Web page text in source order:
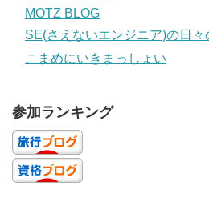
MOTZ BLOG
SE(さえないエンジニア)の日々
こまめにいきまっしょい
参加ランキング